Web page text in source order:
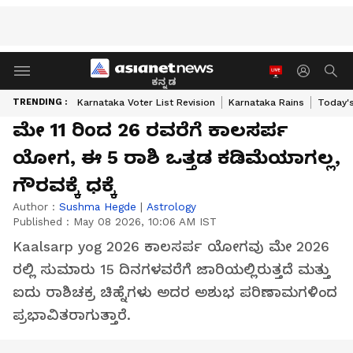
ಕನ್ನಡ
TRENDING : Karnataka Voter List Revision Karnataka Rains
ಮೇ 11 ರಿಂದ 26 ರವರೆಗೆ ಕಾಲಸರ್ಪ
ಯೋಗ, ಈ 5 ರಾಶಿ ಒತ್ತಡ ಕಡಿಮೆಯಾಗಲ್ಲ,
ಗೌರವಕ್ಕೆ ಧಕ್ಕೆ
Author : Sushma Hegde | Astrology
Published : May 08 2026, 10:06 AM IST
Kaalsarp yog 2026 ಕಾಲಸರ್ಪ ಯೋಗವು ಮೇ 2026
ರಲ್ಲಿ ಸುಮಾರು 15 ದಿನಗಳವರೆಗೆ ಜಾರಿಯಲ್ಲಿರುತ್ತದೆ ಮತ್ತು
ಐದು ರಾಶಿಚಕ್ರ ಚಿಹ್ನೆಗಳು ಅದರ ಅಶುಭ ಪರಿಣಾಮಗಳಿಂದ
ಪ್ರಭಾವಿತರಾಗುತ್ತಾರೆ.